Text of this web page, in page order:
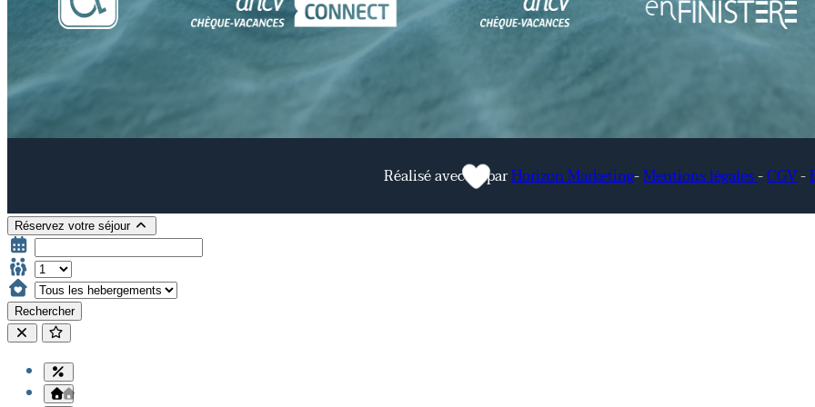
Réalisé avec parHorizon Marketing-Mentions légales-CGV-
Réservez votre séjour
Rechercher